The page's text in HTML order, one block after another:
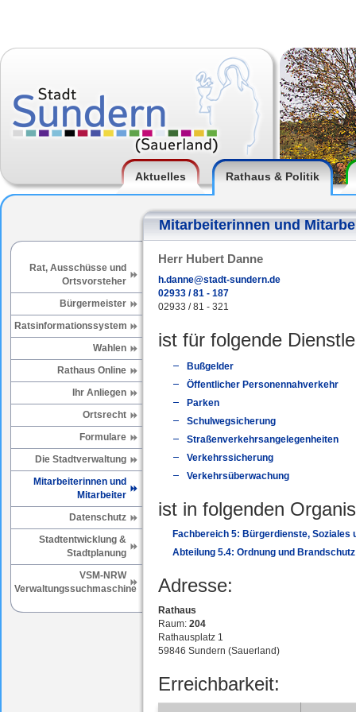
Aktuelles Rathaus & Politik
Mitarbeiterinnen und
Rat, Ausschüsse und
Ortsvorsteher
Bürgermeister
Ratsinformationssystem
Wahlen
Rathaus Online
Ihr Anliegen
Ortsrecht
Formulare
Die Stadtverwaltung
Mitarbeiterinnen und
Mitarbeiter
Datenschutz
Stadtentwicklung &
Stadtplanung
VSM-NRW
Verwaltungssuchmaschine
Herr Hubert Danne
h.danne@stadt-sundern.de
02933 / 81 - 187
02933 / 81 - 321
ist für folgende
Bußgelder
Öffentlicher Personennahverkehr
Parken
Schulwegsicherung
Straßenverkehrsangelegenheiten
Verkehrssicherung
Verkehrsüberwachung
ist in folgenden
Fachbereich 5: Bürgerdienste, Soziales
Abteilung 5.4: Ordnung und Brandschutz
Adresse:
Rathaus
Raum: 204
Rathausplatz 1
59846 Sundern (Sauerland)
Erreichbarkeit: